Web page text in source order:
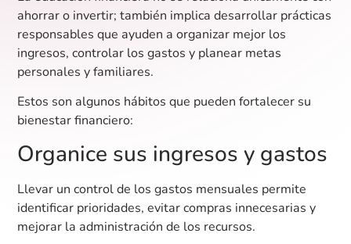
ahorrar o invertir; también implica desarrollar prácticas
responsables que ayuden a organizar mejor los
ingresos, controlar los gastos y planear metas
personales y familiares.
Estos son algunos hábitos que pueden fortalecer su
bienestar financiero:
Organice sus ingresos y gastos
Llevar un control de los gastos mensuales permite
identificar prioridades, evitar compras innecesarias y
mejorar la administración de los recursos.